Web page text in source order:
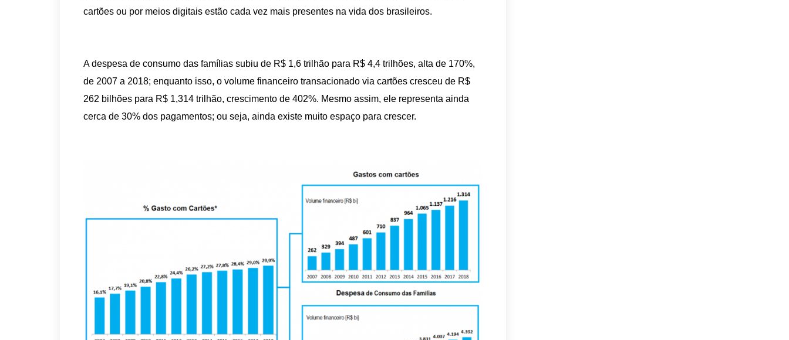
cartões ou por meios digitais estão cada vez mais presentes na vida dos brasileiros.
A despesa de consumo das famílias subiu de R$ 1,6 trilhão para R$ 4,4 trilhões, alta de 170%,
de 2007 a 2018; enquanto isso, o volume financeiro transacionado via cartões cresceu de R$
262 bilhões para R$ 1,314 trilhão, crescimento de 402%. Mesmo assim, ele representa ainda
cerca de 30% dos pagamentos; ou seja, ainda existe muito espaço para crescer.